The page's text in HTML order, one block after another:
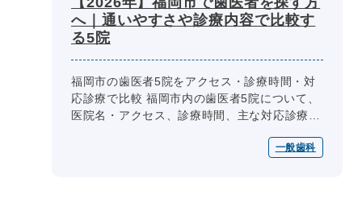
へ｜通いやすさや診療内容で比較す
る5院
福岡市の歯医者5院をアクセス・診療時間・対
応診療で比較 福岡市内の歯医者5院について、
医院名・アクセス、診療時間、主な対応診療、
一般歯科